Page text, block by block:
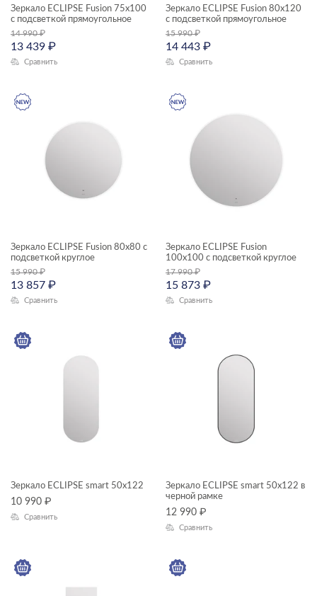
Зеркало ECLIPSE Fusion 75x100
с подсветкой прямоугольное
14 990₽
13 439 ₽
Сравнить
Зеркало ECLIPSE Fusion 80x120
с подсветкой прямоугольное
15 990₽
14 443 ₽
Сравнить
Зеркало ECLIPSE Fusion 80x80 с
подсветкой круглое
15 990₽
13 857 ₽
Сравнить
Зеркало ECLIPSE Fusion
100x100 с подсветкой круглое
17 990₽
15 873 ₽
Сравнить
Зеркало ECLIPSE smart 50x122
10 990 ₽
Сравнить
Зеркало ECLIPSE smart 50x122 в
черной рамке
12 990 ₽
Сравнить